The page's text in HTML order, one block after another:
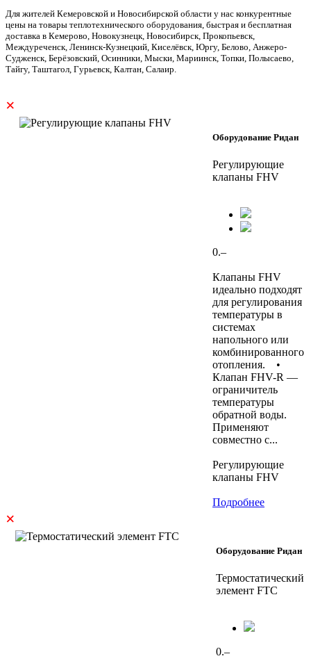
Для жителей Кемеровской и Новосибирской области у нас конкурентные
цены на товары теплотехнического оборудования, быстрая и бесплатная
доставка в Кемерово, Новокузнецк, Новосибирск, Прокопьевск,
Междуреченск, Ленинск-Кузнецкий, Киселёвск, Юргу, Белово, Анжеро-
Судженск, Берёзовский, Осинники, Мыски, Мариинск, Топки, Полысаево,
Тайгу, Таштагол, Гурьевск, Калтан, Салаир.
×
Оборудование Ридан
Регулирующие
клапаны FHV
0.–
Клапаны FHV
идеально подходят
для регулирования
температуры в
системах
напольного или
комбинированного
отопления. •
Клапан FHV-R —
ограничитель
температуры
обратной воды.
Применяют
совместно с...
Регулирующие
клапаны FHV
Подробнее
×
Оборудование Ридан
Термостатический
элемент FTC
0.–